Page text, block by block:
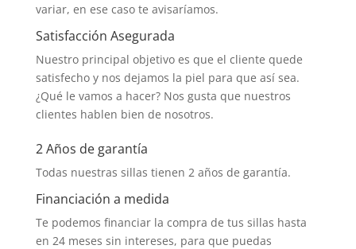
variar, en ese caso te avisaríamos.
Satisfacción Asegurada
Nuestro principal objetivo es que el cliente quede
satisfecho y nos dejamos la piel para que así sea.
¿Qué le vamos a hacer? Nos gusta que nuestros
clientes hablen bien de nosotros.
2 Años de garantía
Todas nuestras sillas tienen 2 años de garantía.
Financiación a medida
Te podemos financiar la compra de tus sillas hasta
en 24 meses sin intereses, para que puedas